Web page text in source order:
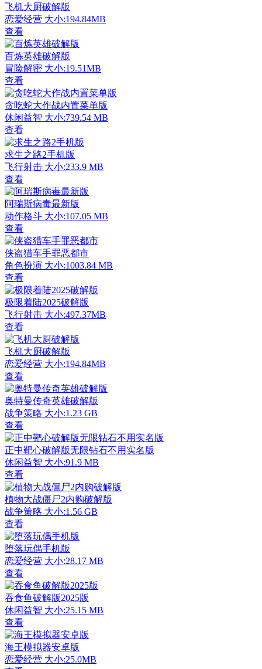
飞机大厨破解版
恋爱经营 大小:194.84MB
查看
百炼英雄破解版
冒险解密 大小:19.51MB
查看
贪吃蛇大作战内置菜单版
休闲益智 大小:739.54 MB
查看
求生之路2手机版
飞行射击 大小:233.9 MB
查看
阿瑞斯病毒最新版
动作格斗 大小:107.05 MB
查看
侠盗猎车手罪恶都市
角色扮演 大小:1003.84 MB
查看
极限着陆2025破解版
飞行射击 大小:497.37MB
查看
飞机大厨破解版
恋爱经营 大小:194.84MB
查看
奥特曼传奇英雄破解版
战争策略 大小:1.23 GB
查看
正中靶心破解版无限钻石不用实名版
休闲益智 大小:91.9 MB
查看
植物大战僵尸2内购破解版
战争策略 大小:1.56 GB
查看
堕落玩偶手机版
恋爱经营 大小:28.17 MB
查看
吞食鱼破解版2025版
休闲益智 大小:25.15 MB
查看
海王模拟器安卓版
恋爱经营 大小:25.0MB